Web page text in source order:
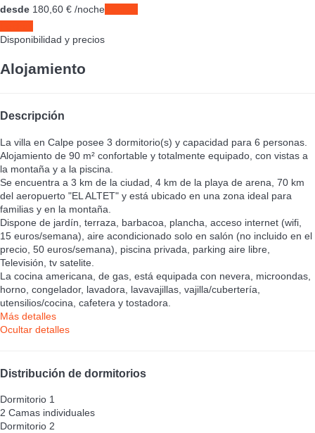
desde 180, 60 € /noche
Disponibilidad y precios
Alojamiento
Descripción
La villa en Calpe posee 3 dormitorio(s) y capacidad para 6 personas.
Alojamiento de 90 m² confortable y totalmente equipado, con vistas a
la montaña y a la piscina.
Se encuentra a 3 km de la ciudad, 4 km de la playa de arena, 70 km
del aeropuerto "EL ALTET" y está ubicado en una zona ideal para
familias y en la montaña.
Dispone de jardín, terraza, barbacoa, plancha, acceso internet (wifi,
15 euros/semana), aire acondicionado solo en salón (no incluido en el
precio, 50 euros/semana), piscina privada, parking aire libre,
Televisión, tv satelite.
La cocina americana, de gas, está equipada con nevera, microondas,
horno, congelador, lavadora, lavavajillas, vajilla/cubertería,
utensilios/cocina, cafetera y tostadora.
Más detalles
Ocultar detalles
Distribución de dormitorios
Dormitorio 1
2 Camas individuales
Dormitorio 2